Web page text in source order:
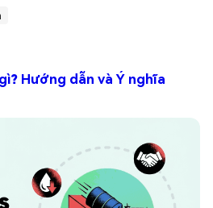
Hướng dẫn và Ý nghĩa